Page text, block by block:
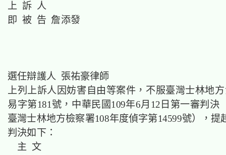
上 訴 人
即 被 告 詹添發
選任辯護人 張祐豪律師
上列上訴人因妨害自由等案件，不服臺灣士林地
易字第181號，中華民國109年6月12日第一審判決
臺灣士林地方檢察署108年度偵字第14599號），提
判決如下：
主 文